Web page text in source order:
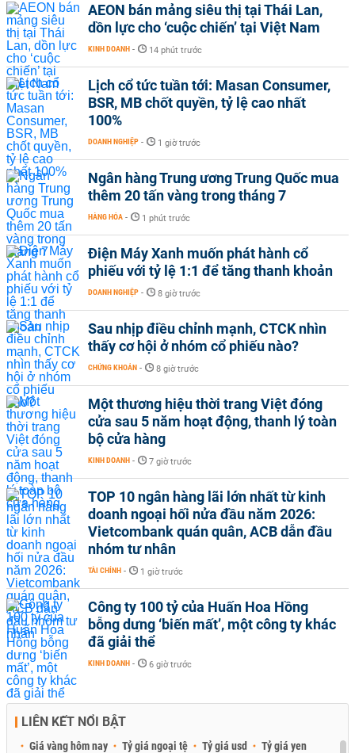
AEON bán mảng siêu thị tại Thái Lan,
dồn lực cho ‘cuộc chiến’ tại Việt Nam
KINH DOANH - 14 phút trước
Lịch cổ tức tuần tới: Masan Consumer,
BSR, MB chốt quyền, tỷ lệ cao nhất
100%
DOANH NGHIỆP - 1 giờ trước
Ngân hàng Trung ương Trung Quốc mua
thêm 20 tấn vàng trong tháng 7
HÀNG HÓA - 1 phút trước
Điện Máy Xanh muốn phát hành cổ
phiếu với tỷ lệ 1:1 để tăng thanh khoản
DOANH NGHIỆP - 8 giờ trước
Sau nhịp điều chỉnh mạnh, CTCK nhìn
thấy cơ hội ở nhóm cổ phiếu nào?
CHỨNG KHOÁN - 8 giờ trước
Một thương hiệu thời trang Việt đóng
cửa sau 5 năm hoạt động, thanh lý toàn
bộ cửa hàng
KINH DOANH - 7 giờ trước
TOP 10 ngân hàng lãi lớn nhất từ kinh
doanh ngoại hối nửa đầu năm 2026:
Vietcombank quán quân, ACB dẫn đầu
nhóm tư nhân
TÀI CHÍNH - 1 giờ trước
Công ty 100 tỷ của Huấn Hoa Hồng
bỗng dưng ‘biến mất’, một công ty khác
đã giải thể
KINH DOANH - 6 giờ trước
LIÊN KẾT NỔI BẬT
Giá vàng hôm nay Tỷ giá ngoại tệ Tỷ giá usd Tỷ giá yen